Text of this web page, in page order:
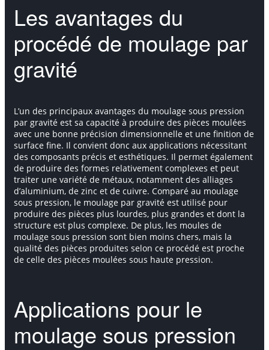
Les avantages du
procédé de moulage par
gravité
L’un des principaux avantages du moulage sous pression
par gravité est sa capacité à produire des pièces moulées
avec une bonne précision dimensionnelle et une finition de
surface fine. Il convient donc aux applications nécessitant
des composants précis et esthétiques. Il permet également
de produire des formes relativement complexes et peut
traiter une variété de métaux, notamment des alliages
d’aluminium, de zinc et de cuivre. Comparé au moulage
sous pression, le moulage par gravité est utilisé pour
produire des pièces plus lourdes, plus grandes et dont la
structure est plus complexe. De plus, les moules de
moulage sous pression sont bien moins chers, mais la
qualité des pièces produites selon ce procédé est proche
de celle des pièces moulées sous haute pression.
Applications pour le
moulage sous pression